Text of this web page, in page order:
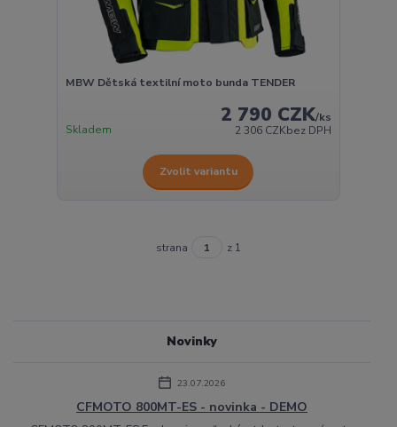
MBW Dětská textilní moto bunda TENDER
2 790 CZK/ks
2 306 CZKbez DPH
Skladem
Zvolit variantu
strana z 1
Novinky
23.07.2026
CFMOTO 800MT-ES - novinka - DEMO